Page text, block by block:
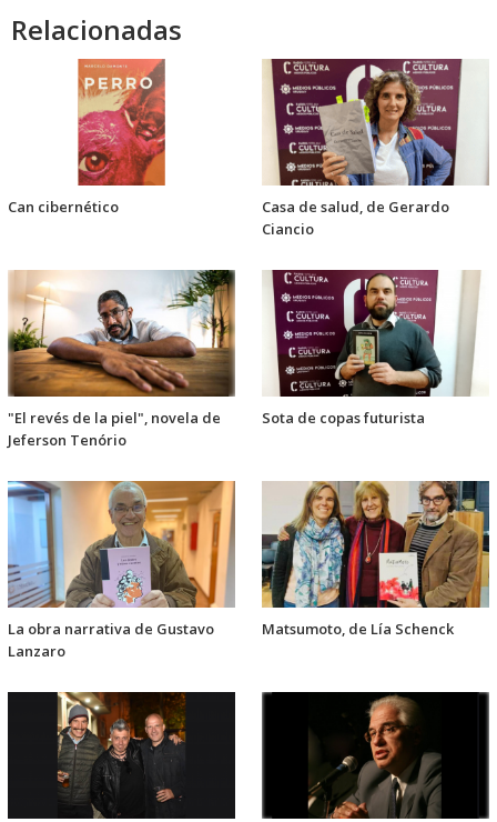
Relacionadas
Can cibernético
Casa de salud, de Gerardo
Ciancio
"El revés de la piel", novela de
Jeferson Tenório
Sota de copas futurista
La obra narrativa de Gustavo
Lanzaro
Matsumoto, de Lía Schenck